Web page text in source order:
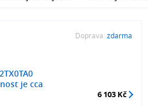
je cca
Doprava: zdarma
6 103 Kč